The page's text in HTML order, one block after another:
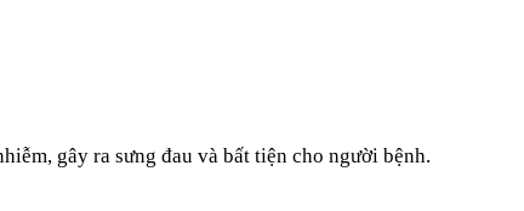
gây ra sưng đau và bất tiện cho người bệnh.